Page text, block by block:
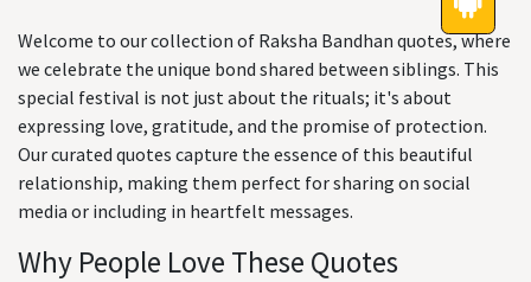
Welcome to our collection of Raksha Bandhan quotes, where
we celebrate the unique bond shared between siblings. This
special festival is not just about the rituals; it's about
expressing love, gratitude, and the promise of protection.
Our curated quotes capture the essence of this beautiful
relationship, making them perfect for sharing on social
media or including in heartfelt messages.
Why People Love These Quotes